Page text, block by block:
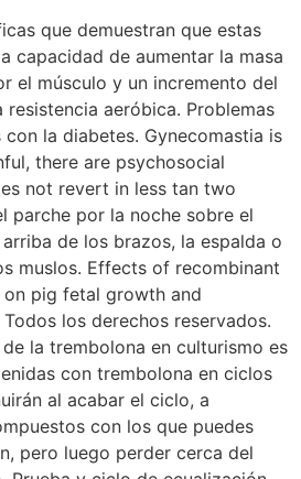
que demuestran que estas
capacidad de aumentar la masa
el músculo y un incremento del
aeróbica. Problemas
la diabetes. Gynecomastia is
there are psychosocial
not revert in less tan two
parche por la noche sobre el
de los brazos, la espalda o
muslos. Effects of recombinant
pig fetal growth and
los derechos reservados.
la trembolona en culturismo es
con trembolona en ciclos
al acabar el ciclo, a
con los que puedes
pero luego perder cerca del